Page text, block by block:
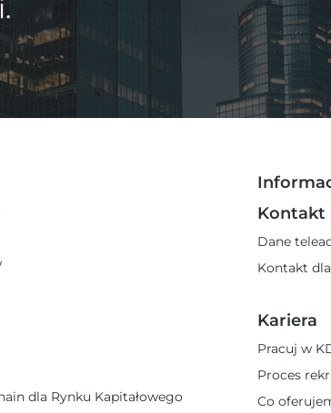
dla Rynku Kapitałowego
Kontakt
Dane
Kontakt
Kariera
Pracuj w
Proces
Co